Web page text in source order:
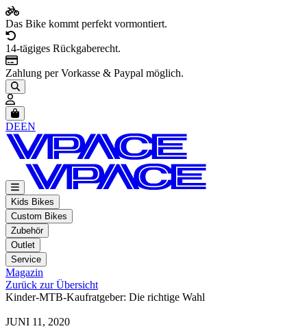
Das Bike kommt perfekt vormontiert.
14-tägiges Rückgaberecht.
Zahlung per Vorkasse & Paypal möglich.
Artikel im Warenkorb, Warenkorb anzeigen
DEEN
Kids Bikes
Custom Bikes
Zubehör
Outlet
Service
Magazin
Zurück zur Übersicht
Kinder-MTB-Kaufratgeber: Die richtige Wahl
JUNI 11, 2020